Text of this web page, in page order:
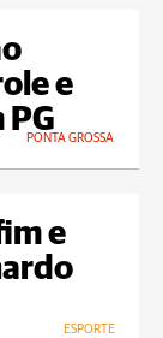
e
PONTA GROSSA
e
ESPORTE